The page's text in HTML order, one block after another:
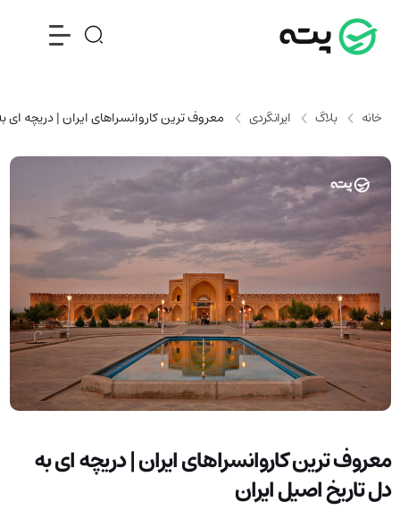
خانه بلاگ ایرانگردی معروف ترین کاروانسراهای ایران | دریچه ای
معروف ترین کاروانسراهای ایران | دریچه ای به
دل تاریخ اصیل ایران